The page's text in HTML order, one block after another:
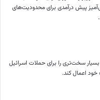
پیش درآمدی برای محدودیت‌های
بسیار سخت‌تری را برای حملات اسرائیل
خود اعمال کند.